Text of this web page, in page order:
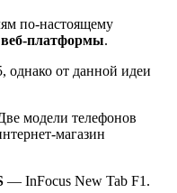
по-настоящему
веб-платформы.
однако от данной идеи
модели телефонов
магазин
— InFocus New Tab F1.